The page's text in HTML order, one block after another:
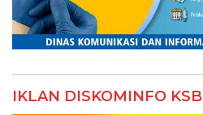
IKLAN DISKOMINFO KSB